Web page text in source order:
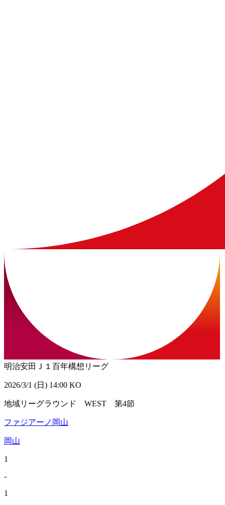
明治安田Ｊ１百年構想リーグ
2026/3/1 (日) 14:00 KO
地域リーグラウンド WEST 第4節
ファジアーノ岡山
岡山
1
-
1